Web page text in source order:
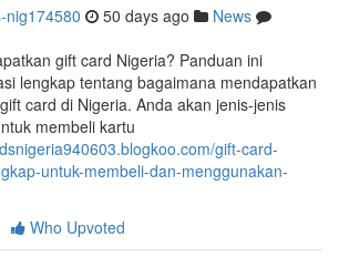
nig174580 50 days ago
News
gift card Nigeria? Panduan ini
lengkap tentang bagaimana mendapatkan
card di Nigeria. Anda akan jenis-jenis
membeli kartu
gift-card-
untuk-membeli-dan-menggunakan-
Who Upvoted